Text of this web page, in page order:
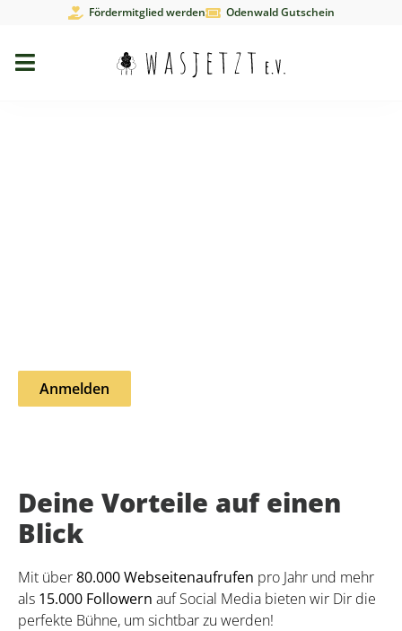
Fördermitglied werden Odenwald Gutschein
Anmelden
Deine Vorteile auf einen
Blick
Mit über80.000 Webseitenaufrufen pro Jahr und mehr
als 15.000 Followern auf Social Media bieten wir Dir die
perfekte Bühne, um sichtbar zu werden!